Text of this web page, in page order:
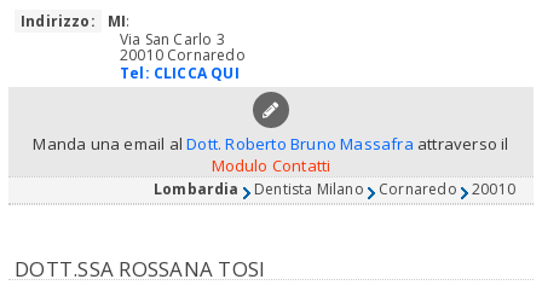
Indirizzo:
MI:
Via San Carlo 3
20010 Cornaredo
Tel: CLICCA QUI
Manda una email alDott. Roberto Bruno Massafra attraverso il
Modulo Contatti
Lombardia Dentista Milano Cornaredo 20010
DOTT.SSA ROSSANA TOSI